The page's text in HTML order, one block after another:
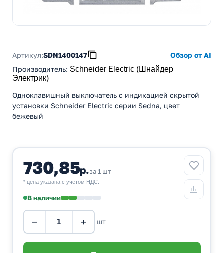
Артикул:SDN1400147
Обзор от AI
Производитель: Schneider Electric (Шнайдер
Электрик)
Одноклавишный выключатель с индикацией скрытой
установки Schneider Electric серии Sedna, цвет
бежевый
730,85р.за 1 шт
* цена указана с учетом НДС.
В наличии
− + шт